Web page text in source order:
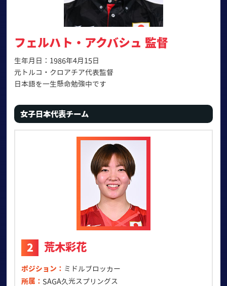
フェルハト・アクバシュ 監督
生年月日：1986年4月15日
元トルコ・クロアチア代表監督
日本語を一生懸命勉強中です
女子日本代表チーム
2 荒木彩花
ポジション
ミドルブロッカー
所属
SAGA久光スプリングス